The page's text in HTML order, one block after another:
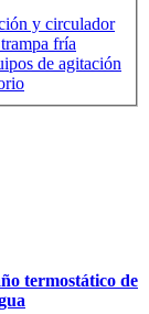
y circulador
fría
de agitación
termostático de